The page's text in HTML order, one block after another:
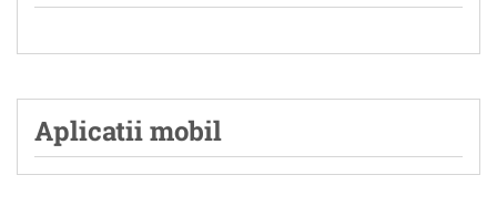
Aplicatii mobil